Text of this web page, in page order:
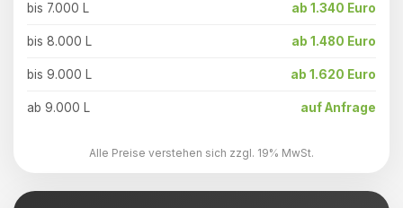
bis 7.000 L ab 1.340 Euro
bis 8.000 L ab 1.480 Euro
bis 9.000 L ab 1.620 Euro
ab 9.000 L auf Anfrage
Alle Preise verstehen sich zzgl. 19% MwSt.